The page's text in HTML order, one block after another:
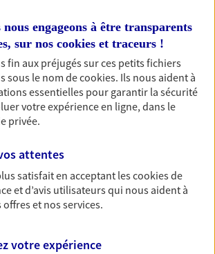
Couralet
Généraux d'assurance exclusif AXA
août à 09:00
04 68 41 03 12
NOUS CONTACTER
engageons à être transparents
sur nos cookies et traceurs !
fin aux préjugés sur ces petits fichiers
sous le nom decookies. Ils nous aident à
essentielles pour garantir la sécurité
votre expérience en ligne, dans le
privée.
attentes
satisfait en acceptant lescookiesde
et d’avis utilisateurs qui nous aident à
et nos services.
votre expérience